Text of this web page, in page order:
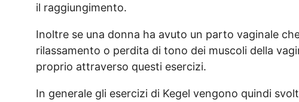
il raggiungimento.
Inoltre se una donna ha avuto un parto vaginale
rilassamento o perdita di tono dei muscoli della
proprio attraverso questi esercizi.
In generale gli esercizi di Kegel vengono quindi